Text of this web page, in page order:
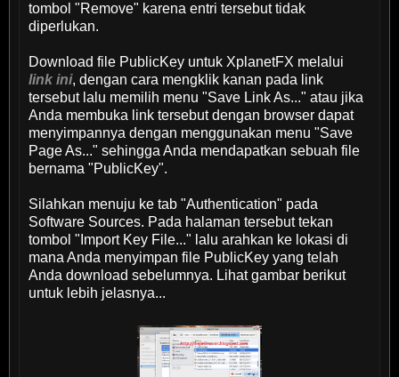
tombol "Remove" karena entri tersebut tidak
diperlukan.
Download file PublicKey untuk XplanetFX melalui
link ini, dengan cara mengklik kanan pada link
tersebut lalu memilih menu "Save Link As..." atau jika
Anda membuka link tersebut dengan browser dapat
menyimpannya dengan menggunakan menu "Save
Page As..." sehingga Anda mendapatkan sebuah file
bernama "PublicKey".
Silahkan menuju ke tab "Authentication" pada
Software Sources. Pada halaman tersebut tekan
tombol "Import Key File..." lalu arahkan ke lokasi di
mana Anda menyimpan file PublicKey yang telah
Anda download sebelumnya. Lihat gambar berikut
untuk lebih jelasnya...